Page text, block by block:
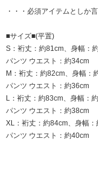
・・・必須アイテムとしか
■サイズ■(平置)
S：裄丈：約81cm、身幅：
パンツ ウエスト：約34cm
M：裄丈：約82cm、身幅：
パンツ ウエスト：約36cm
L：裄丈：約83cm、身幅：
パンツ ウエスト：約38cm
XL：裄丈：約84cm、身幅
パンツ ウエスト：約40cm